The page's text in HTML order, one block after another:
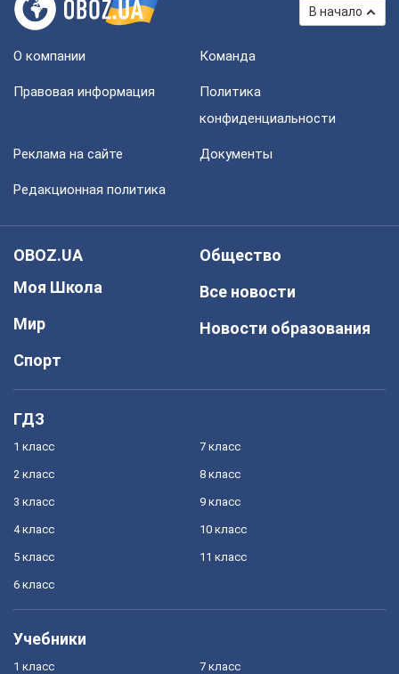
В начало
О компании Команда
Правовая информация
Политика
конфиденциальности
Реклама на сайте Документы
Редакционная политика
OBOZ.UA
Моя Школа
Мир
Спорт
Общество
Все новости
Новости образования
ГДЗ
1 класс
2 класс
3 класс
4 класс
5 класс
6 класс
7 класс
8 класс
9 класс
10 класс
11 класс
Учебники
1 класс 7 класс